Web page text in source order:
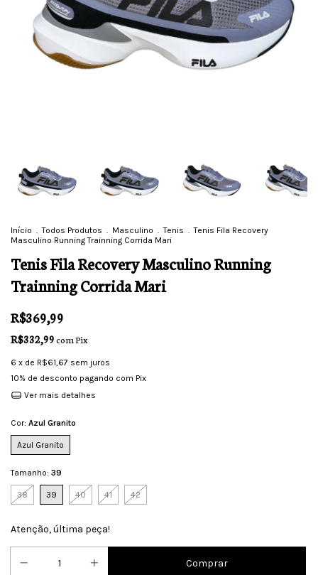
Início . Todos Produtos . Masculino . Tenis . Tenis Fila Recovery
Masculino Running Trainning Corrida Mari
Tenis Fila Recovery Masculino Running
Trainning Corrida Mari
R$369,99
R$332,99comPix
6 x de R$61,67 sem juros
10% de desconto pagando com Pix
Ver mais detalhes
Cor: Azul Granito
Azul Granito
Tamanho: 39
38 39 40 41 42
Atenção, última peça!